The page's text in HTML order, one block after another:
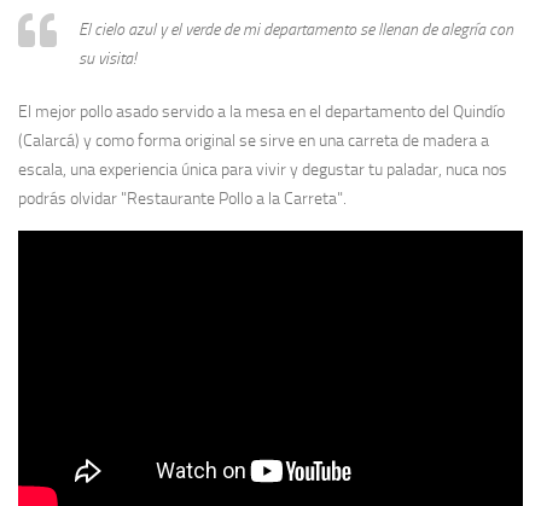
El cielo azul y el verde de mi departamento se llenan de alegría con
su visita!
El mejor pollo asado servido a la mesa en el departamento del Quindío
(Calarcá) y como forma original se sirve en una carreta de madera a
escala, una experiencia única para vivir y degustar tu paladar, nuca nos
podrás olvidar "Restaurante Pollo a la Carreta".